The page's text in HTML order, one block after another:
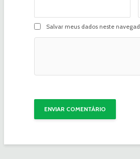
Salvar meus dados neste